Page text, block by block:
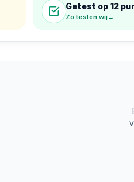
Getest op 12
Zo testen wij→